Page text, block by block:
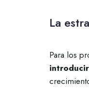
La
Para los